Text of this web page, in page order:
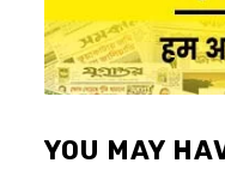
YOU MAY